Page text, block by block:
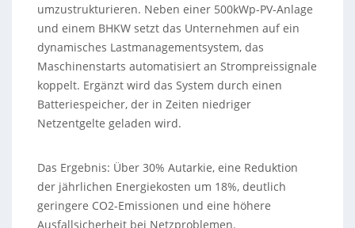
umzustrukturieren. Neben einer 500kWp-PV-Anlage
und einem BHKW setzt das Unternehmen auf ein
dynamisches Lastmanagementsystem, das
Maschinenstarts automatisiert an Strompreissignale
koppelt. Ergänzt wird das System durch einen
Batteriespeicher, der in Zeiten niedriger
Netzentgelte geladen wird.
Das Ergebnis: Über 30% Autarkie, eine Reduktion
der jährlichen Energiekosten um 18%, deutlich
geringere CO2-Emissionen und eine höhere
Ausfallsicherheit bei Netzproblemen.